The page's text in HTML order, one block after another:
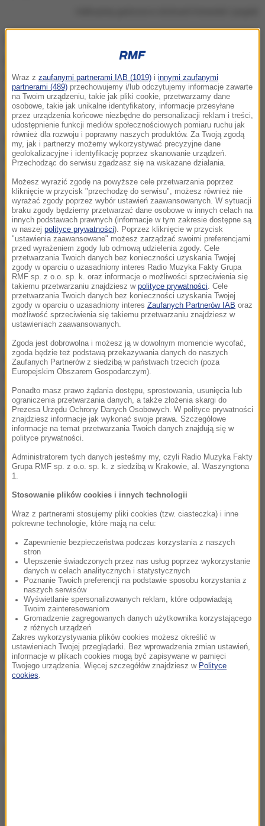
powodu gigantycznych pożarów lasów w okolicach
Sokndal w Norwegii. Do pomocy w gaszeniu ognia
wezwano żołnierzy obrony terytorialnej. Przez całą
noc na płonące lasy wodę zrzucały trzy śmigłowce.
Rano służby poinformowały, że w wielu miejscach
udało się zdusić ogień, który chwilę później pojawiał
i istnieje zagrożenie, że nadal będzie się
rozprzestrzeniał.
Kwiecień to wczesna pora jak na pożary lasów w
Norwegii. Lasy płoną także w kilku miejscach na
południu Szwecji. Najgorzej jest w powiecie Gnosjö.
Tam z ogniem walczy kilkuset strażaków. Swoje
domy musiało opuścić blisko 50 mieszkańców
W tym miesiącu lasy płonęły już także w Niemczech,
Wielkiej Brytanii oraz w Polsce. Eksperci ostrzegają,
że przed nami bardzo ciężki sezon. Tegoroczna
bardzo sucha zima sprzyja pożarom.
Źródło: RMF24
Tagi:Norwegia
Wraz z zaufanymi partnerami IAB (1019) i innymi zaufanymi
partnerami (489) przechowujemy i/lub odczytujemy informacje zawarte
na Twoim urządzeniu, takie jak pliki cookie, przetwarzamy dane
osobowe, takie jak unikalne identyfikatory, informacje przesyłane
przez urządzenia końcowe niezbędne do personalizacji reklam i treści,
udostępnienie funkcji mediów społecznościowych pomiaru ruchu jak
również dla rozwoju i poprawny naszych produktów. Za Twoją zgodą
my, jak i partnerzy możemy wykorzystywać precyzyjne dane
geolokalizacyjne i identyfikację poprzez skanowanie urządzeń.
Przechodząc do serwisu zgadzasz się na wskazane działania.
Możesz wyrazić zgodę na powyższe cele przetwarzania poprzez
kliknięcie w przycisk "przechodzę do serwisu", możesz również nie
wyrażać zgody poprzez wybór ustawień zaawansowanych. W sytuacji
braku zgody będziemy przetwarzać dane osobowe w innych celach na
innych podstawach prawnych (informacje w tym zakresie dostępne są
w naszej polityce prywatności). Poprzez kliknięcie w przycisk
"ustawienia zaawansowane" możesz zarządzać swoimi preferencjami
przed wyrażeniem zgody lub odmową udzielenia zgody. Cele
przetwarzania Twoich danych bez konieczności uzyskania Twojej
zgody w oparciu o uzasadniony interes Radio Muzyka Fakty Grupa
RMF sp. z o.o. sp. k. oraz informacje o możliwości sprzeciwienia się
takiemu przetwarzaniu znajdziesz w polityce prywatności . Cele
przetwarzania Twoich danych bez konieczności uzyskania Twojej
zgody w oparciu o uzasadniony interes Zaufanych Partnerów IAB oraz
możliwość sprzeciwienia się takiemu przetwarzaniu znajdziesz w
ustawieniach zaawansowanych.
Zgoda jest dobrowolna i możesz ją w dowolnym momencie wycofać,
zgoda będzie też podstawą przekazywania danych do naszych
Zaufanych Partnerów z siedzibą w państwach trzecich (poza
Europejskim Obszarem Gospodarczym).
Ponadto masz prawo żądania dostępu, sprostowania, usunięcia lub
ograniczenia przetwarzania danych, a także złożenia skargi do
Prezesa Urzędu Ochrony Danych Osobowych. W polityce prywatności
znajdziesz informacje jak wykonać swoje prawa. Szczegółowe
informacje na temat przetwarzania Twoich danych znajdują się w
polityce prywatności.
Administratorem tych danych jesteśmy my, czyli Radio Muzyka Fakty
Grupa RMF sp. z o.o. sp. k. z siedzibą w Krakowie, al. Waszyngtona
1.
Stosowanie plików cookies i innych technologii
Wraz z partnerami stosujemy pliki cookies (tzw. ciasteczka) i inne
pokrewne technologie, które mają na celu:
Zapewnienie bezpieczeństwa podczas korzystania z naszych
stron
Ulepszenie świadczonych przez nas usług poprzez wykorzystanie
danych w celach analitycznych i statystycznych
Poznanie Twoich preferencji na podstawie sposobu korzystania z
naszych serwisów
Wyświetlanie spersonalizowanych reklam, które odpowiadają
Twoim zainteresowaniom
Gromadzenie zagregowanych danych użytkownika korzystającego
z różnych urządzeń
Zakres wykorzystywania plików cookies możesz określić w
ustawieniach Twojej przeglądarki. Bez wprowadzenia zmian ustawień,
informacje w plikach cookies mogą być zapisywane w pamięci
Twojego urządzenia. Więcej szczegółów znajdziesz w Polityce
cookies